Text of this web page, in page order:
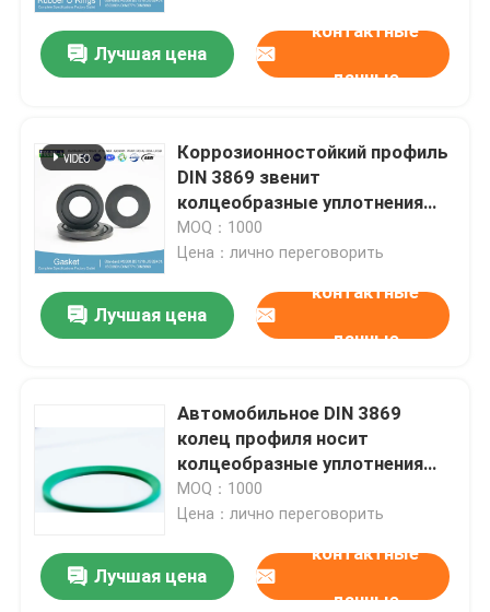
Лучшая цена
контактные
данные
Коррозионностойкий профиль
DIN 3869 звенит
колцеобразные уплотнения
NBR для химических
трубопроводов
MOQ：1000
Цена：лично переговорить
Лучшая цена
контактные
данные
Автомобильное DIN 3869
колец профиля носит
колцеобразные уплотнения
профиля квадрата
сопротивления NBR
MOQ：1000
Цена：лично переговорить
Лучшая цена
контактные
данные